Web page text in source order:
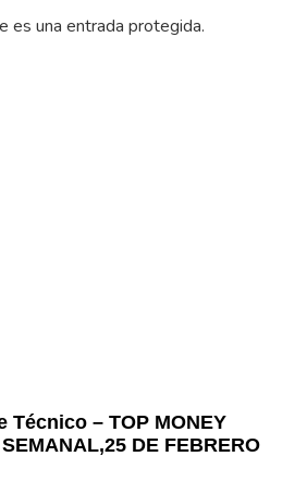
es una entrada protegida.
Técnico – TOP MONEY
DE FEBRERO